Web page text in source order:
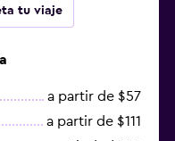
tu viaje
a partir de $57
a partir de $111